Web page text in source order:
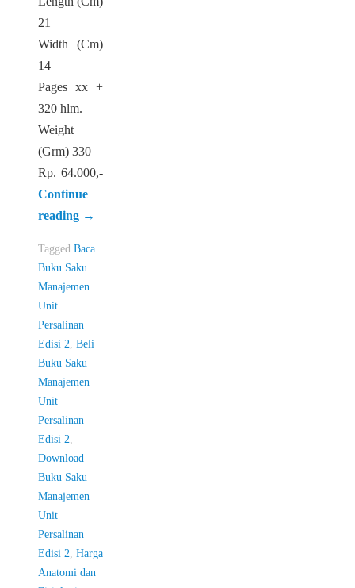
21
Width (Cm)
14
Pages xx +
320 hlm.
Weight
(Grm) 330
Rp. 64.000,-
Continue
reading →
Tagged Baca
Buku Saku
Manajemen
Unit
Persalinan
Edisi 2 Beli
Buku Saku
Manajemen
Unit
Persalinan
Edisi 2
Download
Buku Saku
Manajemen
Unit
Persalinan
Edisi 2 Harga
Anatomi dan